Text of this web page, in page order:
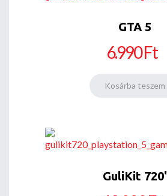
GTA 5
6.990 Ft
GuliKit 720'